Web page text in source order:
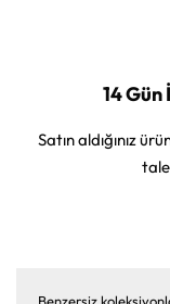
14
Satın aldığınız